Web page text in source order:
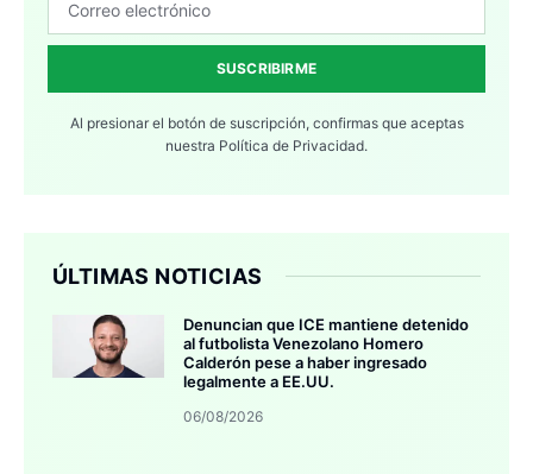
SUSCRIBIRME
Al presionar el botón de suscripción, confirmas que aceptas
nuestra Política de Privacidad.
ÚLTIMAS NOTICIAS
Denuncian que ICE mantiene detenido
al futbolista Venezolano Homero
Calderón pese a haber ingresado
legalmente a EE.UU.
06/08/2026